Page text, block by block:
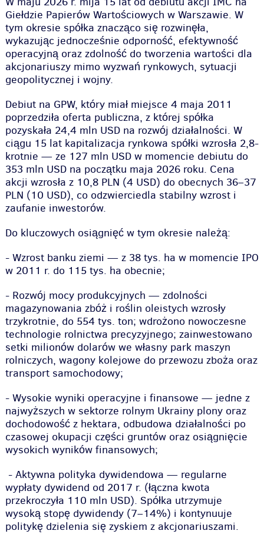
Giełdzie Papierów Wartościowych w Warszawie. W
tym okresie spółka znacząco się rozwinęła,
wykazując jednocześnie odporność, efektywność
operacyjną oraz zdolność do tworzenia wartości dla
akcjonariuszy mimo wyzwań rynkowych, sytuacji
geopolitycznej i wojny.
Debiut na GPW, który miał miejsce 4 maja 2011
poprzedziła oferta publiczna, z której spółka
pozyskała 24,4 mln USD na rozwój działalności. W
ciągu 15 lat kapitalizacja rynkowa spółki wzrosła 2,8-
krotnie — ze 127 mln USD w momencie debiutu do
353 mln USD na początku maja 2026 roku. Cena
akcji wzrosła z 10,8 PLN (4 USD) do obecnych 36–37
PLN (10 USD), co odzwierciedla stabilny wzrost i
zaufanie inwestorów.
Do kluczowych osiągnięć w tym okresie należą:
- Wzrost banku ziemi — z 38 tys. ha w momencie IPO
w 2011 r. do 115 tys. ha obecnie;
- Rozwój mocy produkcyjnych — zdolności
magazynowania zbóż i roślin oleistych wzrosły
trzykrotnie, do 554 tys. ton; wdrożono nowoczesne
technologie rolnictwa precyzyjnego; zainwestowano
setki milionów dolarów we własny park maszyn
rolniczych, wagony kolejowe do przewozu zboża oraz
transport samochodowy;
- Wysokie wyniki operacyjne i finansowe — jedne z
najwyższych w sektorze rolnym Ukrainy plony oraz
dochodowość z hektara, odbudowa działalności po
czasowej okupacji części gruntów oraz osiągnięcie
wysokich wyników finansowych;
- Aktywna polityka dywidendowa — regularne
wypłaty dywidend od 2017 r. (łączna kwota
przekroczyła 110 mln USD). Spółka utrzymuje
wysoką stopę dywidendy (7–14%) i kontynuuje
politykę dzielenia się zyskiem z akcjonariuszami.